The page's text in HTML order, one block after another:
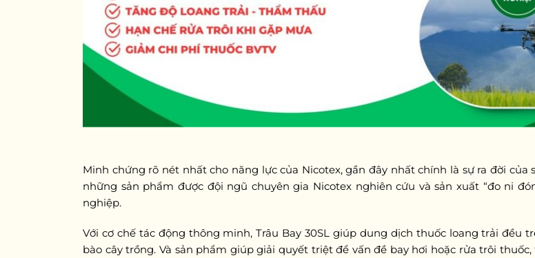
Minh chứng rõ nét nhất cho năng lực của Nicotex, gần đây nhất chính là sự ra đời của
những sản phẩm được đội ngũ chuyên gia Nicotex nghiên cứu và sản xuất “đo ni
nghiệp.
Với cơ chế tác động thông minh, Trâu Bay 30SL giúp dung dịch thuốc loang trải đều
bào cây trồng. Và sản phẩm giúp giải quyết triệt để vấn đề bay hơi hoặc rửa trôi